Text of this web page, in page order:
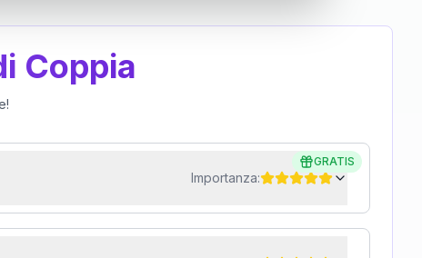
Coppia
GRATIS
Importanza: